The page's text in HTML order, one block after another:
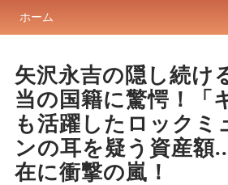
ホーム
矢沢永吉の隠し続け
当の国籍に驚愕！「
も活躍したロックミ
ンの耳を疑う資産額
在に衝撃の嵐！